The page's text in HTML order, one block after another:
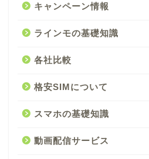
キャンペーン情報
ラインモの基礎知識
各社比較
格安SIMについて
スマホの基礎知識
動画配信サービス